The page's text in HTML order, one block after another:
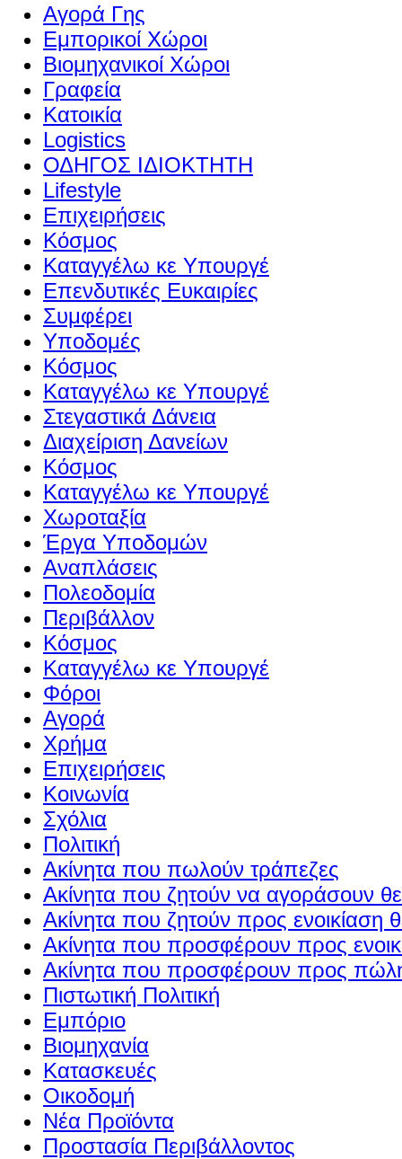
Αγορά Γης
Εμπορικοί Χώροι
Βιομηχανικοί Χώροι
Γραφεία
Κατοικία
Logistics
ΟΔΗΓΟΣ ΙΔΙΟΚΤΗΤΗ
Lifestyle
Επιχειρήσεις
Κόσμος
Καταγγέλω κε Υπουργέ
Επενδυτικές Ευκαιρίες
Συμφέρει
Υποδομές
Κόσμος
Καταγγέλω κε Υπουργέ
Στεγαστικά Δάνεια
Διαχείριση Δανείων
Κόσμος
Καταγγέλω κε Υπουργέ
Χωροταξία
Έργα Υποδομών
Αναπλάσεις
Πολεοδομία
Περιβάλλον
Κόσμος
Καταγγέλω κε Υπουργέ
Φόροι
Αγορά
Χρήμα
Επιχειρήσεις
Κοινωνία
Σχόλια
Πολιτική
Ακίνητα που πωλούν τράπεζες
Ακίνητα που ζητούν να αγοράσουν
Ακίνητα που ζητούν προς ενοικίαση
Ακίνητα που προσφέρουν προς
Ακίνητα που προσφέρουν προς
Πιστωτική Πολιτική
Εμπόριο
Βιομηχανία
Κατασκευές
Οικοδομή
Νέα Προϊόντα
Προστασία Περιβάλλοντος